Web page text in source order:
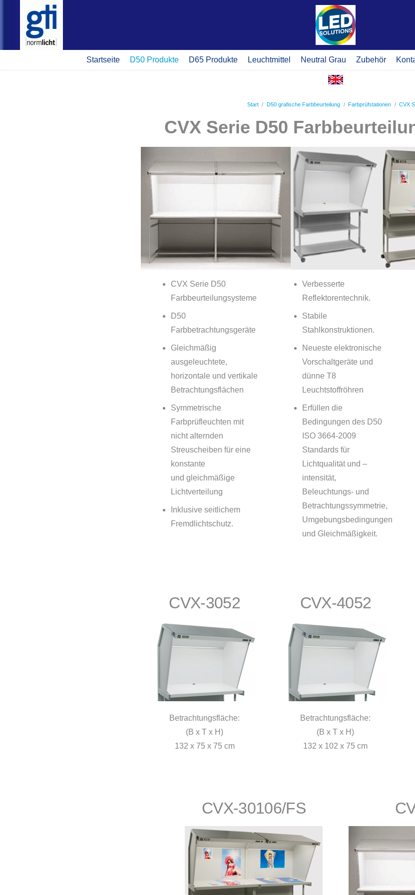
Startseite D50 Produkte D65 Produkte Leuchtmittel Neutral Grau Zubehör
Start / D50 grafische Farbbeurteilung / Farbprüfstationen / CVX
CVX Serie D50
CVX Serie D50
Farbbeurteilungsysteme
D50
Farbbetrachtungsgeräte
Gleichmäßig
ausgeleuchtete,
horizontale und vertikale
Betrachtungsflächen
Symmetrische
Farbprüfleuchten mit
nicht alternden
Streuscheiben für eine
konstante
und gleichmäßige
Lichtverteilung
Inklusive seitlichem
Fremdlichtschutz.
Verbesserte
Reflektorentechnik.
Stabile
Stahlkonstruktionen.
Neueste elektronische
Vorschaltgeräte und
dünne T8
Leuchtstoffröhren
Erfüllen die
Bedingungen des D50
ISO 3664-2009
Standards für
Lichtqualität und –
intensität,
Beleuchtungs- und
Betrachtungssymmetrie,
Umgebungsbedingungen
und Gleichmäßigkeit.
CVX-3052
Betrachtungsfläche:
(B x T x H)
132 x 75 x 75 cm
CVX-4052
Betrachtungsfläche:
(B x T x H)
132 x 102 x 75 cm
CVX-30106/FS